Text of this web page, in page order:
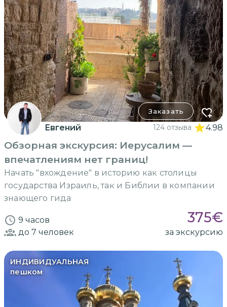
Заказать
Евгений 124 отзыва 4.98
Обзорная экскурсия: Иерусалим —
впечатлениям нет границ!
Начать "вхождение" в историю как столицы
государства Израиль, так и Библии в компании
знающего гида
9 часов 375€
до 7 человек за экскурсию
ИНДИВИДУАЛЬНАЯ
пешком